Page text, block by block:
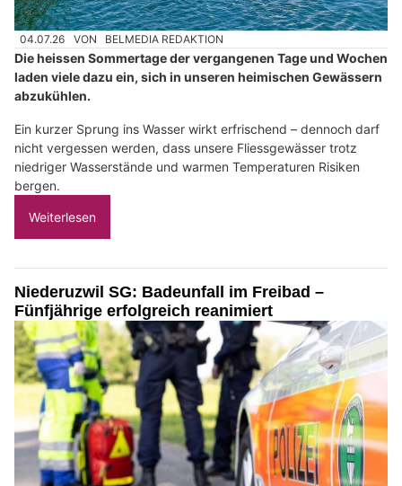
04.07.26 VON BELMEDIA REDAKTION
Die heissen Sommertage der vergangenen Tage und Wochen
laden viele dazu ein, sich in unseren heimischen Gewässern
abzukühlen.
Ein kurzer Sprung ins Wasser wirkt erfrischend – dennoch darf
nicht vergessen werden, dass unsere Fliessgewässer trotz
niedriger Wasserstände und warmen Temperaturen Risiken
bergen.
Weiterlesen
Niederuzwil SG: Badeunfall im Freibad –
Fünfjährige erfolgreich reanimiert